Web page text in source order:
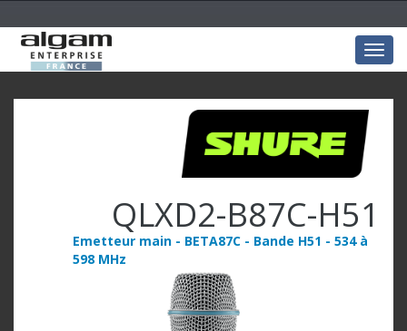
QLXD2-B87C-H51
Emetteur main - BETA87C - Bande H51 - 534 à
598 MHz